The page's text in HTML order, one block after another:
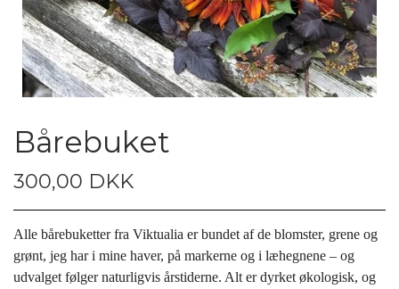
Bårebuket
300,00 DKK
Alle bårebuketter fra Viktualia er bundet af de blomster, grene og
grønt, jeg har i mine haver, på markerne og i læhegnene – og
udvalget følger naturligvis årstiderne. Alt er dyrket økologisk, og